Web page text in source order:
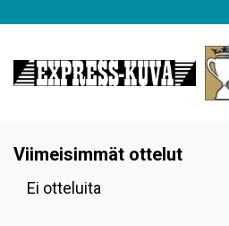
Viimeisimmät ottelut
Ei otteluita